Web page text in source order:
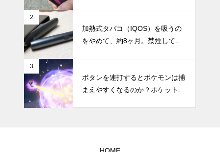
2
加熱式タバコ（IQOS）を吸うの
をやめて、約8ヶ月。禁煙してか
3
ボタンを連打するとポケモンは捕
まえやすくなるのか？ポケットモ